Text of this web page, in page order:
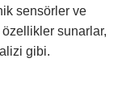
sensörler ve
özellikler sunarlar,
gibi.